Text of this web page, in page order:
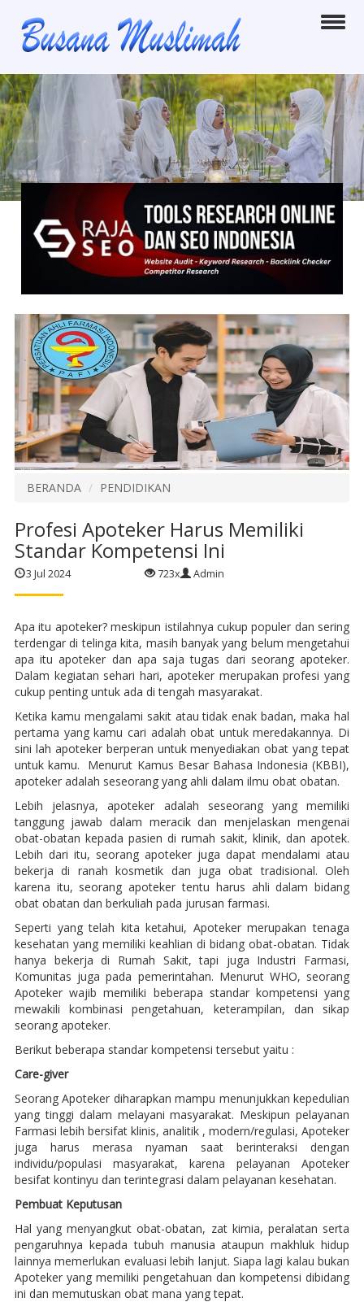
BERANDA PENDIDIKAN
Profesi Apoteker Harus Memiliki
Standar Kompetensi Ini
3 Jul 2024 723x Admin
Apa itu apoteker? meskipun istilahnya cukup populer dan sering
terdengar di telinga kita, masih banyak yang belum mengetahui
apa itu apoteker dan apa saja tugas dari seorang apoteker.
Dalam kegiatan sehari hari, apoteker merupakan profesi yang
cukup penting untuk ada di tengah masyarakat.
Ketika kamu mengalami sakit atau tidak enak badan, maka hal
pertama yang kamu cari adalah obat untuk meredakannya. Di
sini lah apoteker berperan untuk menyediakan obat yang tepat
untuk kamu. Menurut Kamus Besar Bahasa Indonesia (KBBI),
apoteker adalah seseorang yang ahli dalam ilmu obat obatan.
Lebih jelasnya, apoteker adalah seseorang yang memiliki
tanggung jawab dalam meracik dan menjelaskan mengenai
obat-obatan kepada pasien di rumah sakit, klinik, dan apotek.
Lebih dari itu, seorang apoteker juga dapat mendalami atau
bekerja di ranah kosmetik dan juga obat tradisional. Oleh
karena itu, seorang apoteker tentu harus ahli dalam bidang
obat obatan dan berkuliah pada jurusan farmasi.
Seperti yang telah kita ketahui, Apoteker merupakan tenaga
kesehatan yang memiliki keahlian di bidang obat-obatan. Tidak
hanya bekerja di Rumah Sakit, tapi juga Industri Farmasi,
Komunitas juga pada pemerintahan. Menurut WHO, seorang
Apoteker wajib memiliki beberapa standar kompetensi yang
mewakili kombinasi pengetahuan, keterampilan, dan sikap
seorang apoteker.
Berikut beberapa standar kompetensi tersebut yaitu :
Care-giver
Seorang Apoteker diharapkan mampu menunjukkan kepedulian
yang tinggi dalam melayani masyarakat. Meskipun pelayanan
Farmasi lebih bersifat klinis, analitik , modern/regulasi, Apoteker
juga harus merasa nyaman saat berinteraksi dengan
individu/populasi masyarakat, karena pelayanan Apoteker
besifat kontinyu dan terintegrasi dalam pelayanan kesehatan.
Pembuat Keputusan
Hal yang menyangkut obat-obatan, zat kimia, peralatan serta
pengaruhnya kepada tubuh manusia ataupun makhluk hidup
lainnya memerlukan evaluasi lebih lanjut. Siapa lagi kalau bukan
Apoteker yang memiliki pengetahuan dan kompetensi dibidang
ini dan memutuskan obat mana yang tepat.